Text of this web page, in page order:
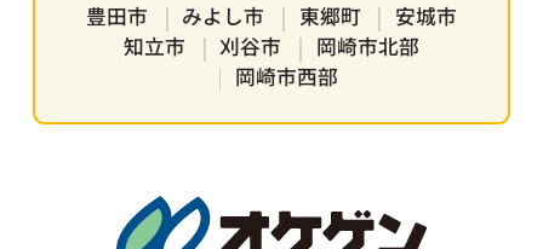
豊田市 みよし市 東郷町
安城市
知立市
刈谷市
岡崎市北部
岡崎市西部